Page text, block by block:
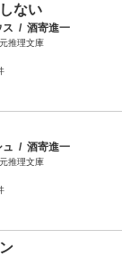
ない
ス / 酒寄進一
推理文庫
ュ / 酒寄進一
推理文庫